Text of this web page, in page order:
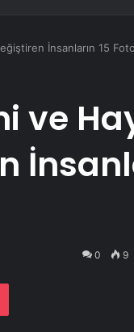
İnsanların 15
ve
0 9
Pocket